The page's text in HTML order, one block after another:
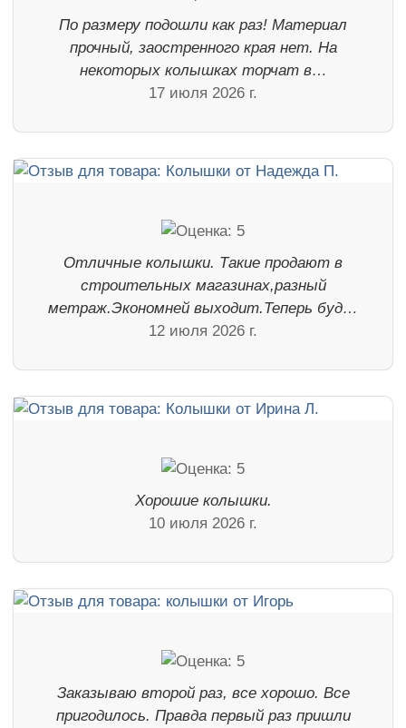
По размеру подошли как раз! Материал
прочный, заостренного края нет. На
некоторых колышках торчат в…
17 июля 2026 г.
Отличные колышки. Такие продают в
строительных магазинах,разный
метраж.Экономней выходит.Теперь буд…
12 июля 2026 г.
Хорошие колышки.
10 июля 2026 г.
Заказываю второй раз, все хорошо. Все
пригодилось. Правда первый раз пришли